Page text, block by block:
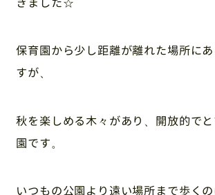
保育園から少し距離が離れた場所に
すが、
秋を楽しめる木々があり、開放的で
園です。
いつもの公園より遠い場所まで歩く